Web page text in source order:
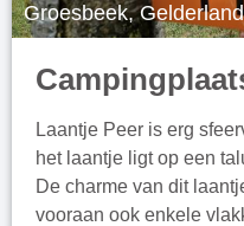
Groesbeek, Gelderland
Laantje Peer is erg
het laantje ligt op een
De charme van dit
vooraan ook enkele